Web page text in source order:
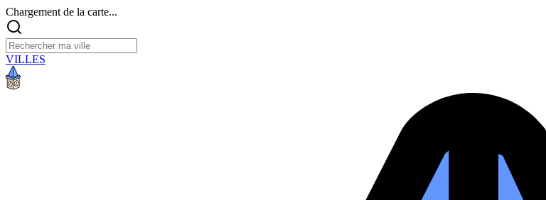
Chargement de la carte...
VILLES